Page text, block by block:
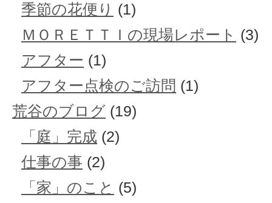
季節の花便り (1)
ＭＯＲＥＴＴＩの現場レポート (3)
アフター (1)
アフター点検のご訪問 (1)
荒谷のブログ (19)
「庭」完成 (2)
仕事の事 (2)
「家」のこと (5)